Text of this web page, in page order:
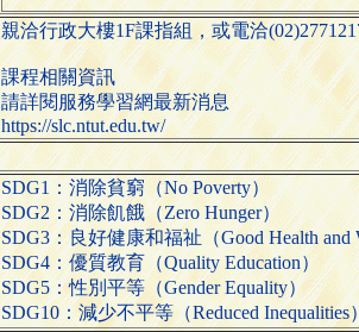
親洽行政大樓1F課指組，或電洽
課程相關資訊
請詳閱服務學習網最新消息
https://slc.ntut.edu.tw/
SDG1：消除貧窮（No Poverty）
SDG2：消除飢餓（Zero Hunger）
SDG3：良好健康和福祉（Good Health and
SDG4：優質教育（Quality Education）
SDG5：性別平等（Gender Equality）
SDG10：減少不平等（Reduced Inequalities